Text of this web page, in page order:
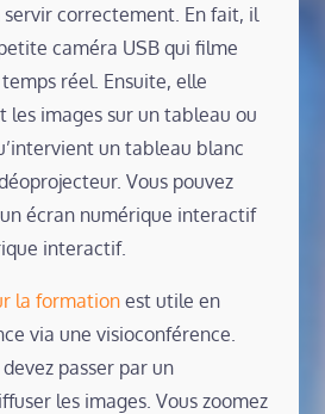
correctement. En fait, il
caméra USB qui filme
réel. Ensuite, elle
les images sur un tableau ou
un tableau blanc
Vous pouvez
écran numérique interactif
interactif.
la formation est utile en
via une visioconférence.
passer par un
les images. Vous zoomez